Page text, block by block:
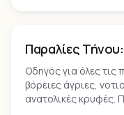
Παραλίες
Οδηγός για όλες τις
βόρειες άγριες,
ανατολικές κρυφές.